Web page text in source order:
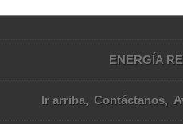
ENERGÍA
Ir arriba Contáctanos